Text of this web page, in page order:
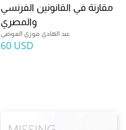
مقارنة في القانونين الفرنسي
والمصري
عبد الهادي فوزي العوضي
60 USD